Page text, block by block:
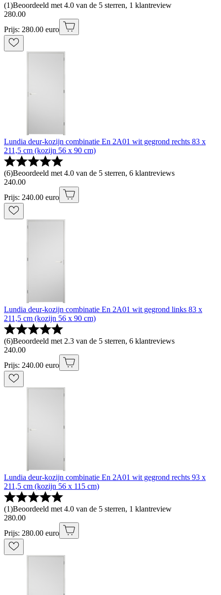
(1)Beoordeeld met 4.0 van de 5 sterren, 1 klantreview
280.00
Prijs: 280.00 euro
Lundia deur-kozijn combinatie En 2A01 wit gegrond rechts 83 x
211,5 cm (kozijn 56 x 90 cm)
(6)Beoordeeld met 4.0 van de 5 sterren, 6 klantreviews
240.00
Prijs: 240.00 euro
Lundia deur-kozijn combinatie En 2A01 wit gegrond links 83 x
211,5 cm (kozijn 56 x 90 cm)
(6)Beoordeeld met 2.3 van de 5 sterren, 6 klantreviews
240.00
Prijs: 240.00 euro
Lundia deur-kozijn combinatie En 2A01 wit gegrond rechts 93 x
211,5 cm (kozijn 56 x 115 cm)
(1)Beoordeeld met 4.0 van de 5 sterren, 1 klantreview
280.00
Prijs: 280.00 euro